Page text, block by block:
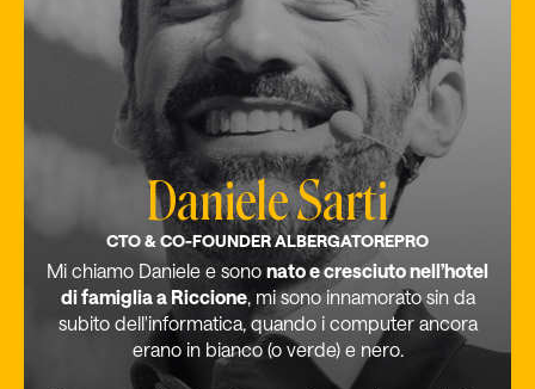
Daniele Sarti
CTO & CO-FOUNDER ALBERGATOREPRO
Mi chiamo Daniele e sono nato e cresciuto nell’hotel
di famiglia a Riccione, mi sono innamorato sin da
subito dell'informatica, quando i computer ancora
erano in bianco (o verde) e nero.